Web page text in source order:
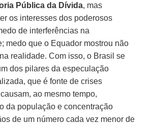
Pública da Dívida, mas
os interesses dos poderosos
de interferências na
medo que o Equador mostrou não
realidade. Com isso, o Brasil se
dos pilares da especulação
que é fonte de crises
ao mesmo tempo,
da população e concentração
de um número cada vez menor de